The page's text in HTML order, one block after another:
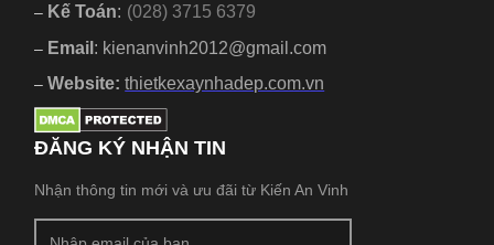
– Kế Toán: (028) 3715 6379
– Email : kienanvinh2012@gmail.com
– Website:thietkexaynhadep.com.vn
ĐĂNG KÝ NHẬN TIN
Nhận thông tin mới và ưu đãi từ Kiến An Vinh